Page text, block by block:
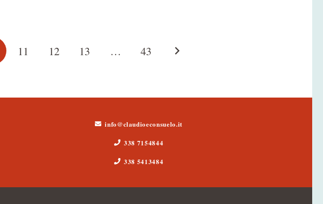
11 12 13 … 43
info@claudioeconsuelo.it
338 7154844
338 5413484